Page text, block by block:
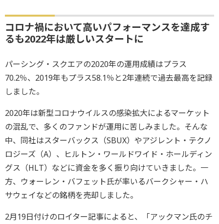
コロナ禍において高いパフォーマンスを達成す
るも2022年は厳しいスタートに
パーシング・スクエアの2020年の運用成績はプラス
70.2％、2019年もプラス58.1％と2年連続で過去最高を記録
しました。
2020年は新型コロナウイルスの感染拡大によるマーケット
の混乱で、多くのファンドが運用に苦しみました。そんな
中、同社はスターバックス（SBUX）やアジレント・テクノ
ロジーズ（A）、ヒルトン・ワールドワイド・ホールディン
グス（HLT）などに資金を多く振り向けていきました。一
方、ウォーレン・バフェット氏が率いるバークシャー・ハ
サウェイなどの銘柄を売却しました。
2月19日付けのロイター記事によると、「アックマン氏のチ